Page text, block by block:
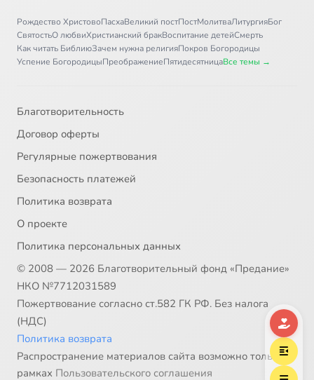
Рождество ХристовоПасхаВеликий постПостМолитваЛитургияБог
СвятостьО любвиХристианский бракВоспитание детейСмерть
Как читать БиблиюЗачем нужна религияПокров Богородицы
Успение БогородицыПреображениеПятидесятницаВсе темы →
Благотворительность
Договор оферты
Регулярные пожертвования
Безопасность платежей
Политика возврата
О проекте
Политика персональных данных
© 2008 — 2026 Благотворительный фонд «Предание»
НКО №7712031589
Пожертвование согласно ст.582 ГК РФ. Без налога
(НДС)
Политика возврата
Распространение материалов сайта возможно только в
рамках Пользовательского соглашения